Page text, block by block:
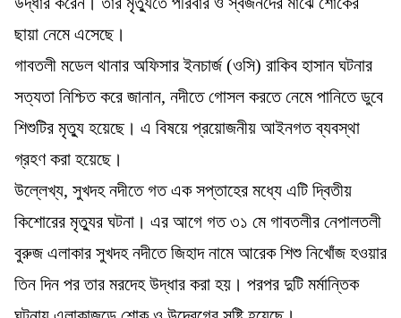
ছায়া নেমে এসেছে।
গাবতলী মডেল থানার অফিসার ইনচার্জ (ওসি) রাকিব হাসান ঘটনার
সত্যতা নিশ্চিত করে জানান, নদীতে গোসল করতে নেমে পানিতে ডুবে
শিশুটির মৃত্যু হয়েছে। এ বিষয়ে প্রয়োজনীয় আইনগত ব্যবস্থা
গ্রহণ করা হয়েছে।
উল্লেখ্য, সুখদহ নদীতে গত এক সপ্তাহের মধ্যে এটি দ্বিতীয়
কিশোরের মৃত্যুর ঘটনা। এর আগে গত ৩১ মে গাবতলীর নেপালতলী
বুরুজ এলাকার সুখদহ নদীতে জিহাদ নামে আরেক শিশু নিখোঁজ হওয়ার
তিন দিন পর তার মরদেহ উদ্ধার করা হয়। পরপর দুটি মর্মান্তিক